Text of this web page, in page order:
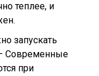
теплее, и
запускать
Современные
при